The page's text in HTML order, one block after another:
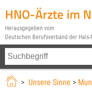
HNO-Ärzte im
Herausgegeben vom
Deutschen Berufsverband der Hals-
> Unsere Sinne >